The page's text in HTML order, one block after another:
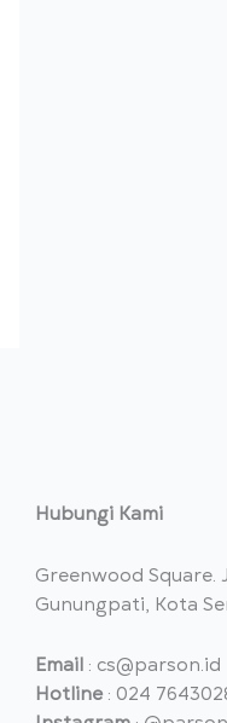
Hubungi Kami
Greenwood Square.
Gunungpati, Kota
Email : cs@parson.id
Hotline : 024